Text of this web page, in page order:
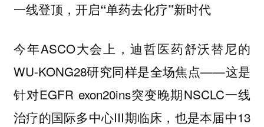
一线登顶，开启“单药去化疗”新时代
今年ASCO大会上，迪哲医药舒沃替尼的
WU-KONG28研究同样是全场焦点——这是
针对EGFR exon20ins突变晚期NSCLC一线
治疗的国际多中心III期临床，也是本届中13